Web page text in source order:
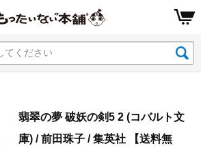
翡翠の夢 破妖の剣5 2 (コバルト文
庫) / 前田珠子 / 集英社 【送料無